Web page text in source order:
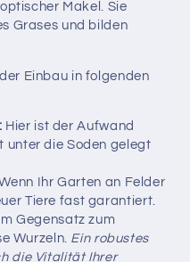
Makel. Sie
Grases und bilden
Einbau in folgenden
Hier ist der Aufwand
unter die Soden gelegt
Ihr Garten an Felder
Tiere fast garantiert.
Im Gegensatz zum
Wurzeln. Ein robustes
die Vitalität Ihrer